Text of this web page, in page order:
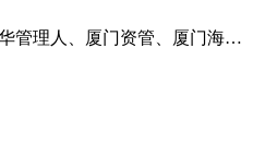
管理人、厦门资管、厦门海…